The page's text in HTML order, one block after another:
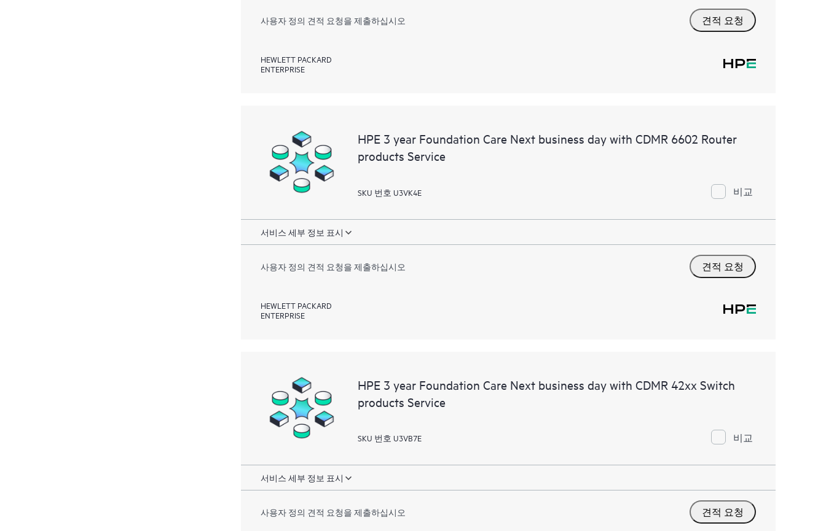
사용자 정의 견적 요청을 제출하십시오 견적 요청
HEWLETT PACKARD
ENTERPRISE
HPE 3 year Foundation Care Next business day with CDMR 6602 Router
products Service
SKU 번호 U3VK4E 비교
서비스 세부 정보 표시
사용자 정의 견적 요청을 제출하십시오 견적 요청
HEWLETT PACKARD
ENTERPRISE
HPE 3 year Foundation Care Next business day with CDMR 42xx Switch
products Service
SKU 번호 U3VB7E 비교
서비스 세부 정보 표시
사용자 정의 견적 요청을 제출하십시오 견적 요청